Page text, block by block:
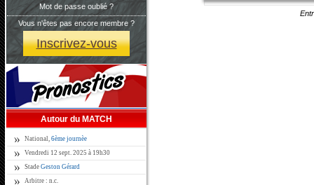
Mot de passe oublié ?
Vous n'êtes pas encore membre ?
Inscrivez-vous
Autour du MATCH
National, 6ème journèe
Vendredi 12 sept. 2025 à 19h30
Stade Geston Gérard
Arbitre : n.c.